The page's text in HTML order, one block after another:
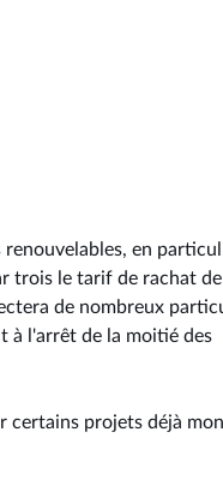
en
trois le tarif de rachat de
de nombreux
à l'arrêt de la moitié des
certains projets déjà